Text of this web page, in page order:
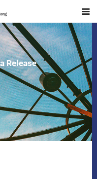
Release